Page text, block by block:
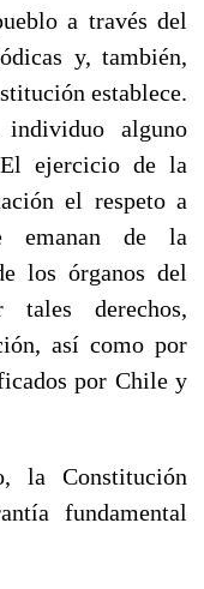
a través del
y, también,
establece.
alguno
ejercicio de la
el respeto a
emanan de la
los órganos del
tales derechos,
así como por
por Chile y
la Constitución
fundamental